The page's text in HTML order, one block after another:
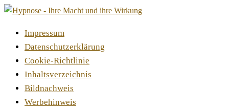
Impressum
Datenschutzerklärung
Cookie-Richtlinie
Inhaltsverzeichnis
Bildnachweis
Werbehinweis